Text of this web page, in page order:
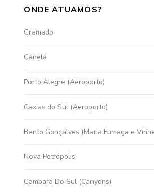
ONDE ATUAMOS?
Gramado
Canela
Porto Alegre (Aeroporto)
Caxias do Sul (Aeroporto)
Bento Gonçalves (Maria Fumaça e
Nova Petrópolis
Cambará Do Sul (Canyons)